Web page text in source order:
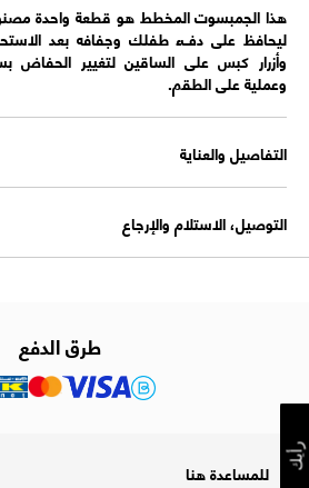
هذا الجمبسوت المخطط هو قطعة واحدة
ليحافظ على دفء طفلك وجفافه بعد
وأزرار كبس على الساقين لتغيير الحفاض
وعملية على الطقم.
التفاصيل والعناية
التوصيل، الاستلام والإرجاع
طرق الدفع
للمساعدة هنا
رأيك